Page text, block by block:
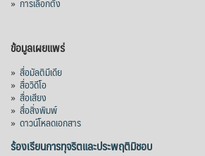
ข้อมูลเผยแพร่
» สื่อมัลติมีเดีย
» สื่อวิดีโอ
» สื่อเสียง
» สื่อสิ่งพิมพ์
» ดาวน์โหลดเอกสาร
ร้องเรียนการทุจริตและประพฤติมิชอบ